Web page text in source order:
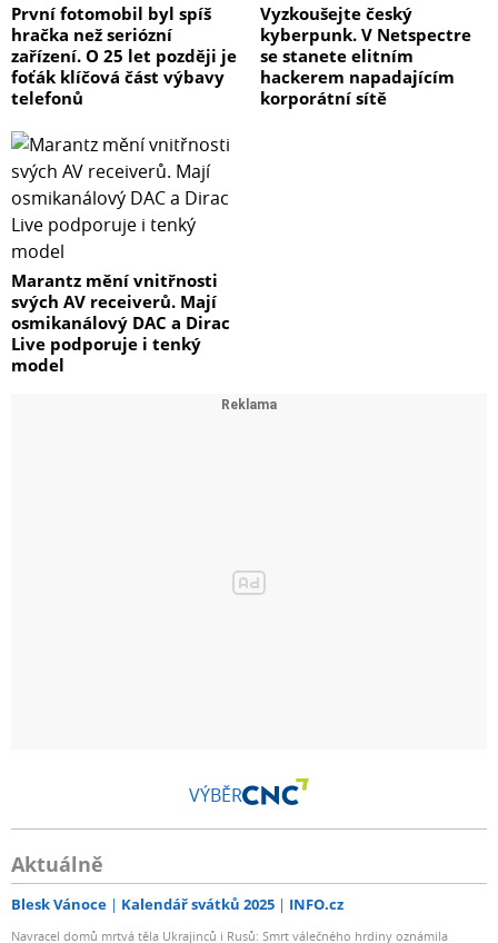
První fotomobil byl spíš
hračka než seriózní
zařízení. O 25 let později je
foťák klíčová část výbavy
telefonů
Vyzkoušejte český
kyberpunk. V Netspectre
se stanete elitním
hackerem napadajícím
korporátní sítě
Marantz mění vnitřnosti
svých AV receiverů. Mají
osmikanálový DAC a Dirac
Live podporuje i tenký
model
VÝBĚR
Aktuálně
Blesk Vánoce Kalendář svátků 2025 INFO.cz
Navracel domů mrtvá těla Ukrajinců i Rusů: Smrt válečného hrdiny oznámila